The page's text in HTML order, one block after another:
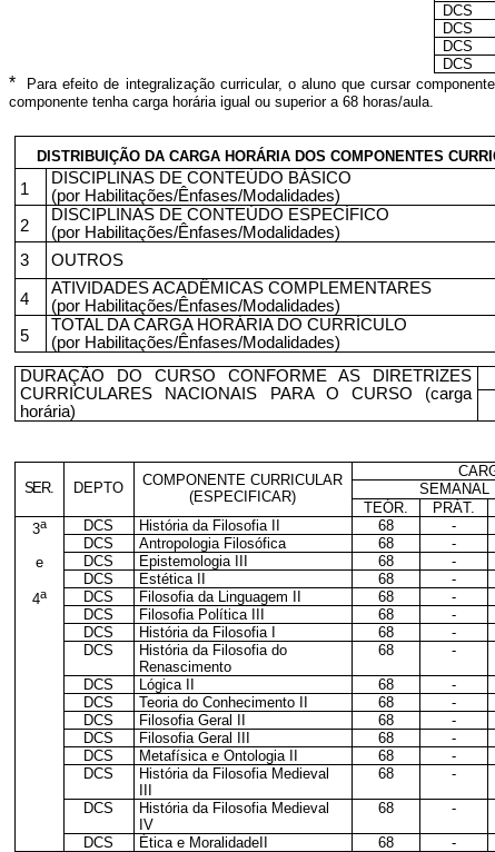
DCS
DCS
DCS
DCS
*
Para efeito de integralização curricular, o aluno que cursar
componente tenha carga horária igual ou superior a 68 horas/aula.
DISTRIBUIÇÃO DA CARGA HORÁRIA DOS COMPONENTES
1
DISCIPLINAS DE CONTEÚDO BÁSICO
(por Habilitações/Ênfases/Modalidades)
2
DISCIPLINAS DE CONTEÚDO ESPECÍFICO
(por Habilitações/Ênfases/Modalidades)
3
OUTROS
4
ATIVIDADES ACADÊMICAS COMPLEMENTARES
(por Habilitações/Ênfases/Modalidades)
5
TOTAL DA CARGA HORÁRIA DO CURRÍCULO
(por Habilitações/Ênfases/Modalidades)
DURAÇÃO DO CURSO CONFORME AS DIRETRIZES
CURRICULARES NACIONAIS PARA O CURSO (carga
horária)
SER. DEPTO
COMPONENTE CURRICULAR
(ESPECIFICAR)
SEMANAL
TEÓR.
PRÁT.
3a
e
4a
DCS História da Filosofia II 68 -
DCS
Antropologia Filosófica 68 -
DCS
Epistemologia III 68 -
DCS
Estética II 68 -
DCS
Filosofia da Linguagem II 68 -
DCS
Filosofia Política III 68 -
DCS
História da Filosofia I 68 -
DCS
História da Filosofia do
Renascimento
68 -
DCS Lógica II 68 -
DCS
Teoria do Conhecimento II 68 -
DCS
Filosofia Geral II 68 -
DCS
Filosofia Geral III 68 -
DCS
Metafísica e Ontologia II 68 -
DCS
História da Filosofia Medieval
III
68 -
DCS
História da Filosofia Medieval
IV
68 -
DCS Ética e MoralidadeII 68 -